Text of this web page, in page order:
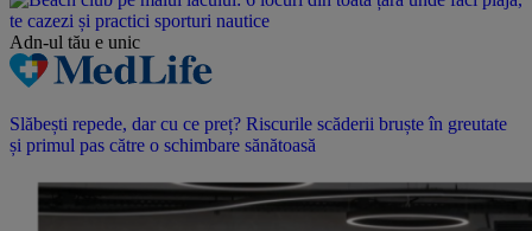
Adn-ul tău e unic
Slăbești repede, dar cu ce preț? Riscurile scăderii bruște în greutate
și primul pas către o schimbare sănătoasă